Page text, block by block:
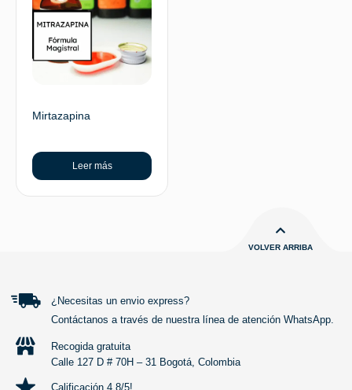
Mirtazapina
Leer más
VOLVER ARRIBA
¿Necesitas un envio express?
Contáctanos a través de nuestra línea de atención WhatsApp.
Recogida gratuita
Calle 127 D # 70H – 31 Bogotá, Colombia
Calificación 4.8/5!